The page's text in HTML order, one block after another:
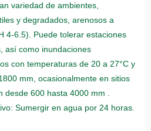
variedad de ambientes,
y degradados, arenosos a
4-6.5). Puede tolerar estaciones
así como inundaciones
con temperaturas de 20 a 27°C y
mm, ocasionalmente en sitios
600 hasta 4000 mm .
Sumergir en agua por 24 horas.